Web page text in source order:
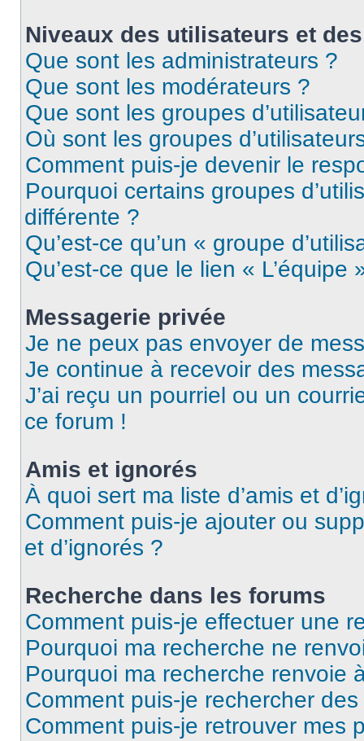
Niveaux des utilisateurs et
Que sont les administrateurs ?
Que sont les modérateurs ?
Que sont les groupes
Où sont les groupes
Comment puis-je devenir le
Pourquoi certains groupes
différente ?
Qu’est-ce qu’un « groupe
Qu’est-ce que le lien « L’équipe
Messagerie privée
Je ne peux pas envoyer de
Je continue à recevoir des
J’ai reçu un pourriel ou un
ce forum !
Amis et ignorés
À quoi sert ma liste d’amis et
Comment puis-je ajouter ou
et d’ignorés ?
Recherche dans les forums
Comment puis-je effectuer une
Pourquoi ma recherche ne
Pourquoi ma recherche renvoie
Comment puis-je rechercher
Comment puis-je retrouver mes